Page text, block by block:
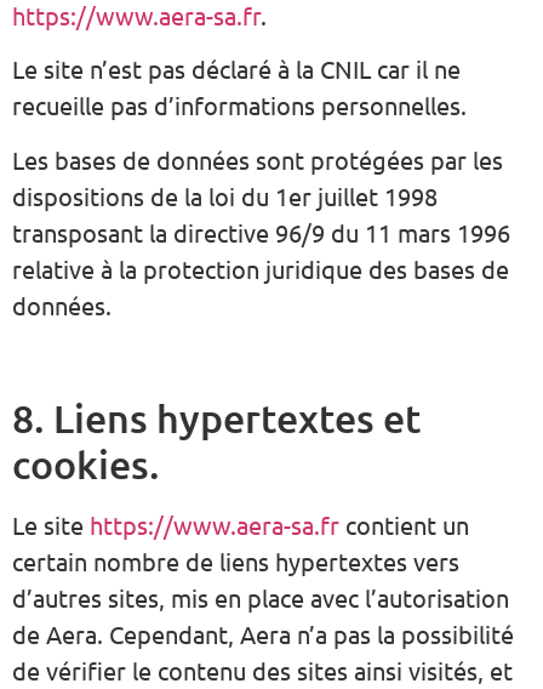
https://www.aera-sa.fr.
Le site n’est pas déclaré à la CNIL car il ne
recueille pas d’informations personnelles.
Les bases de données sont protégées par les
dispositions de la loi du 1er juillet 1998
transposant la directive 96/9 du 11 mars 1996
relative à la protection juridique des bases de
données.
8. Liens hypertextes et
cookies.
Le site https://www.aera-sa.fr contient un
certain nombre de liens hypertextes vers
d’autres sites, mis en place avec l’autorisation
de Aera. Cependant, Aera n’a pas la possibilité
de vérifier le contenu des sites ainsi visités, et